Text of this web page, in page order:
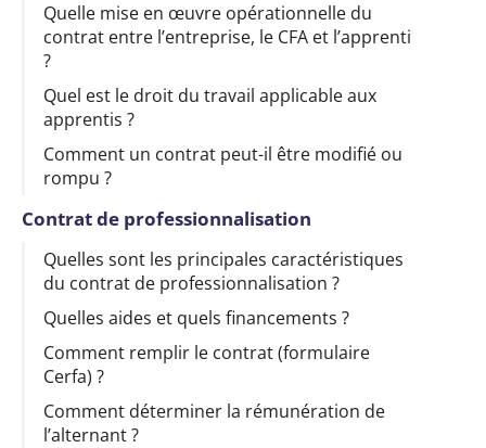
Quelle mise en œuvre opérationnelle du
contrat entre l’entreprise, le CFA et l’apprenti
?
Quel est le droit du travail applicable aux
apprentis ?
Comment un contrat peut-il être modifié ou
rompu ?
Contrat de professionnalisation
Quelles sont les principales caractéristiques
du contrat de professionnalisation ?
Quelles aides et quels financements ?
Comment remplir le contrat (formulaire
Cerfa) ?
Comment déterminer la rémunération de
l’alternant ?